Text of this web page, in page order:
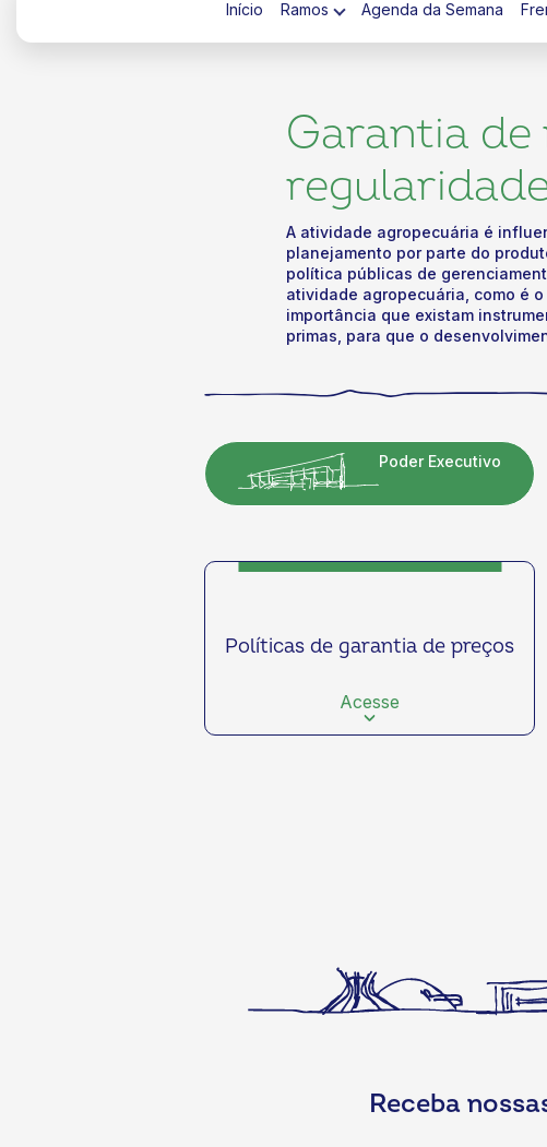
Início Ramos Agenda da Semana
Garantia
A atividade agropecuária é
planejamento por parte do
política públicas de
atividade agropecuária, como é
importância que existam
primas, para que o
Poder Executivo
Políticas de garantia de preços
Acesse
Receba